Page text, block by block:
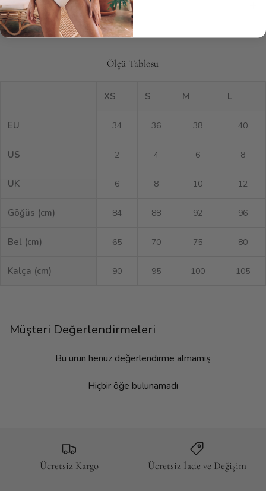
Ürün Bakımı
Ölçü Tablosu
XS S M L
EU 34 36 38 40
US 2 4 6 8
UK 6 8 10 12
Göğüs (cm) 84 88 92 96
Bel (cm) 65 70 75 80
Kalça (cm) 90 95 100 105
Müşteri Değerlendirmeleri
Bu ürün henüz değerlendirme almamış
Hiçbir öğe bulunamadı
Ücretsiz Kargo Ücretsiz İade ve Değişim